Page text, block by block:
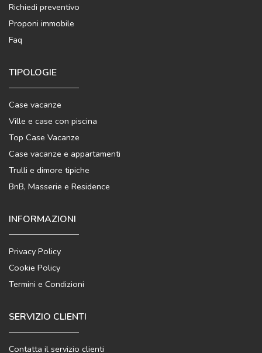
Richiedi preventivo
Proponi immobile
Faq
TIPOLOGIE
Case vacanze
Ville e case con piscina
Top Case Vacanze
Case vacanze e appartamenti
Trulli e dimore tipiche
BnB, Masserie e Residence
INFORMAZIONI
Privacy Policy
Cookie Policy
Termini e Condizioni
SERVIZIO CLIENTI
Contatta il servizio clienti